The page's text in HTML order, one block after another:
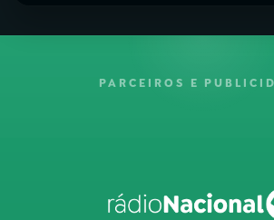
PARCEIROS E